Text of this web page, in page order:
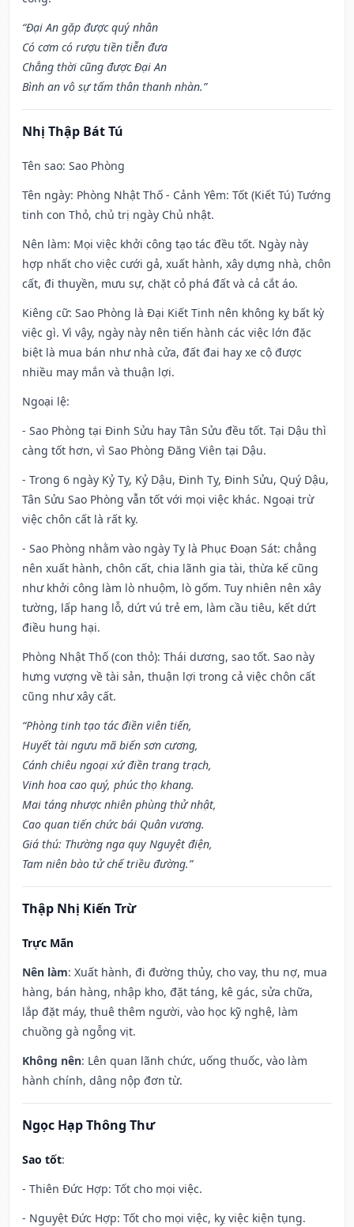
“Đại An gặp được quý nhân
Có cơm có rượu tiền tiễn đưa
Chẳng thời cũng được Đại An
Bình an vô sự tấm thân thanh nhàn.”
Nhị Thập Bát Tú
Tên sao: Sao Phòng
Tên ngày: Phòng Nhật Thố - Cảnh Yêm: Tốt (Kiết Tú) Tướng
tinh con Thỏ, chủ trị ngày Chủ nhật.
Nên làm: Mọi việc khởi công tạo tác đều tốt. Ngày này
hợp nhất cho việc cưới gả, xuất hành, xây dựng nhà, chôn
cất, đi thuyền, mưu sự, chặt cỏ phá đất và cả cắt áo.
Kiêng cữ: Sao Phòng là Đại Kiết Tinh nên không kỵ bất kỳ
việc gì. Vì vậy, ngày này nên tiến hành các việc lớn đặc
biệt là mua bán như nhà cửa, đất đai hay xe cộ được
nhiều may mắn và thuận lợi.
Ngoại lệ:
- Sao Phòng tại Đinh Sửu hay Tân Sửu đều tốt. Tại Dậu thì
càng tốt hơn, vì Sao Phòng Đăng Viên tại Dậu.
- Trong 6 ngày Kỷ Tỵ, Kỷ Dậu, Đinh Tỵ, Đinh Sửu, Quý Dậu,
Tân Sửu Sao Phòng vẫn tốt với mọi việc khác. Ngoại trừ
việc chôn cất là rất kỵ.
- Sao Phòng nhằm vào ngày Tỵ là Phục Đoạn Sát: chẳng
nên xuất hành, chôn cất, chia lãnh gia tài, thừa kế cũng
như khởi công làm lò nhuộm, lò gốm. Tuy nhiên nên xây
tường, lấp hang lỗ, dứt vú trẻ em, làm cầu tiêu, kết dứt
điều hung hại.
Phòng Nhật Thố (con thỏ): Thái dương, sao tốt. Sao này
hưng vượng về tài sản, thuận lợi trong cả việc chôn cất
cũng như xây cất.
“Phòng tinh tạo tác điền viên tiến,
Huyết tài ngưu mã biến sơn cương,
Cánh chiêu ngoại xứ điền trang trạch,
Vinh hoa cao quý, phúc thọ khang.
Mai táng nhược nhiên phùng thử nhật,
Cao quan tiến chức bái Quân vương.
Giá thú: Thường nga quy Nguyệt điện,
Tam niên bào tử chế triều đường.”
Thập Nhị Kiến Trừ
Trực Mãn
Nên làm: Xuất hành, đi đường thủy, cho vay, thu nợ, mua
hàng, bán hàng, nhập kho, đặt táng, kê gác, sửa chữa,
lắp đặt máy, thuê thêm người, vào học kỹ nghệ, làm
chuồng gà ngỗng vịt.
Không nên: Lên quan lãnh chức, uống thuốc, vào làm
hành chính, dâng nộp đơn từ.
Ngọc Hạp Thông Thư
Sao tốt:
- Thiên Đức Hợp: Tốt cho mọi việc.
- Nguyệt Đức Hợp: Tốt cho mọi việc, kỵ việc kiện tụng.